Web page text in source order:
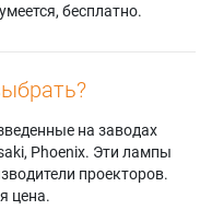
бесплатно.
на заводах
Phoenix. Эти лампы
проекторов.
цена.